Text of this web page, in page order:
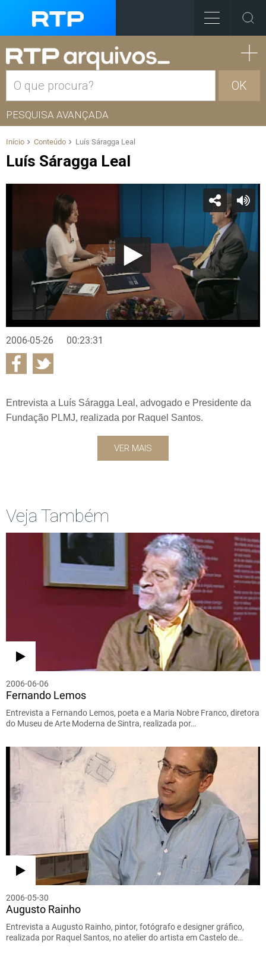
OK
PESQUISA AVANÇADA
Início Conteúdo Luís Sáragga Leal
Luís Sáragga Leal
2006-05-26 00:23:31
Entrevista a Luís Sáragga Leal, advogado e Presidente da
Fundação PLMJ, realizada por Raquel Santos.
VER MAIS
Veja Também
2006-06-06
Fernando Lemos
Entrevista a Fernando Lemos, poeta e a Maria Nobre Franco, diretora
do Museu de Arte Moderna de Sintra, realizada por…
2006-05-30
Augusto Rainho
Entrevista a Augusto Rainho, pintor, fotógrafo e designer gráfico,
realizada por Raquel Santos, no atelier do artista em Castelo de…